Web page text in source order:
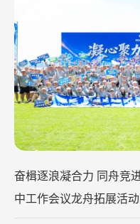
华友钴